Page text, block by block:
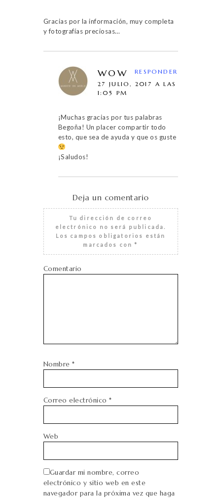
Gracias por la información, muy completa
y fotografías preciosas…
WOW
27 JULIO, 2017 A LAS
1:05 PM
¡Muchas gracias por tus palabras
Begoña! Un placer compartir todo
esto, que sea de ayuda y que os guste
¡Saludos!
RESPONDER
Deja un comentario
Tu dirección de correo
electrónico no será publicada.
Los campos obligatorios están
marcados con *
Comentario
Nombre *
Correo electrónico *
Web
Guardar mi nombre, correo
electrónico y sitio web en este
navegador para la próxima vez que haga